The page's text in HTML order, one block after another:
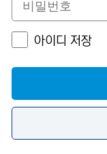
아이디 저장